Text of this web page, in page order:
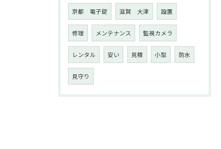
京都 電子錠 滋賀 大津 設置
修理 メンテナンス 監視カメラ
レンタル 安い 見積 小型 防水
見守り